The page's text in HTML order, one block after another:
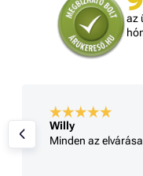
az
Willy
Minden az